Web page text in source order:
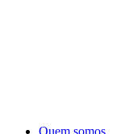
Quem somos